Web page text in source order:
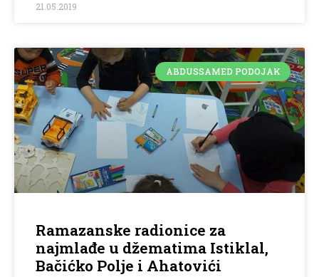
21.05.2019
ABDUSSAMED PODOJAK
Ramazanske radionice za
najmlađe u džematima Istiklal,
Bačićko Polje i Ahatovići